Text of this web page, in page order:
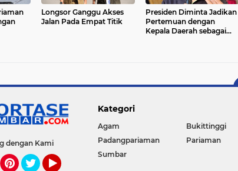
Longsor Ganggu Akses
Jalan Pada Empat Titik
Presiden Diminta Jadikan
Pertemuan dengan
Kepala Daerah sebagai
dengan Kami
Kategori
Agam Bukittinggi
Padangpariaman
Pariaman
Sumbar